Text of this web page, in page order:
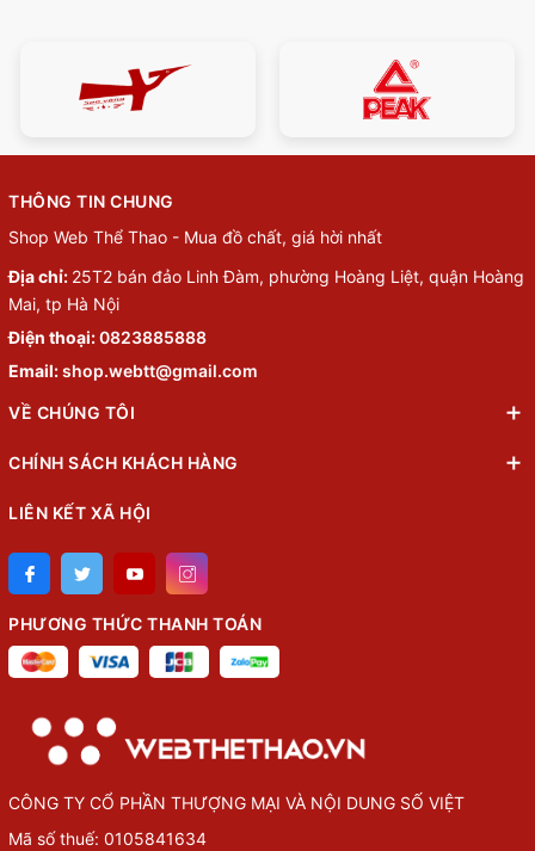
THÔNG TIN CHUNG
Shop Web Thể Thao - Mua đồ chất, giá hời nhất
Địa chỉ: 25T2 bán đảo Linh Đàm, phường Hoàng Liệt, quận Hoàng
Mai, tp Hà Nội
Điện thoại:0823885888
Email:shop.webtt@gmail.com
VỀ CHÚNG TÔI
CHÍNH SÁCH KHÁCH HÀNG
LIÊN KẾT XÃ HỘI
PHƯƠNG THỨC THANH TOÁN
CÔNG TY CỔ PHẦN THƯỢNG MẠI VÀ NỘI DUNG SỐ VIỆT
Mã số thuế: 0105841634